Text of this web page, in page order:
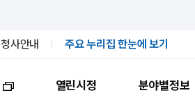
청사안내 주요 누리집 한눈에 보기
열린시정 분야별정보